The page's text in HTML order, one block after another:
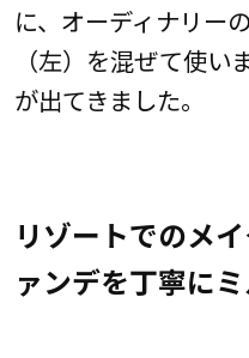
に、オーディナリー
（左）を混ぜて使
が出てきました。
リゾートでのメ
ァンデを丁寧に